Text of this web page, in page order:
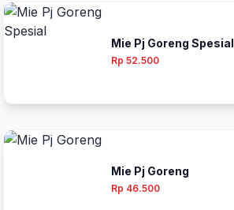
Mie Pj Goreng Spesial
Rp 52.500
Mie Pj Goreng
Rp 46.500